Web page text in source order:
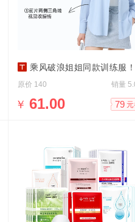
乘风破浪姐姐同款训练服！misswiss防晒衬衣
原价 140 销量
￥ 61.00 79